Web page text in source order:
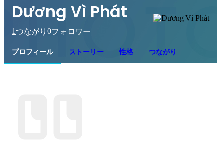
Dương Vì Phát
1つながり 0フォロワー
プロフィール ストーリー 性格 つながり